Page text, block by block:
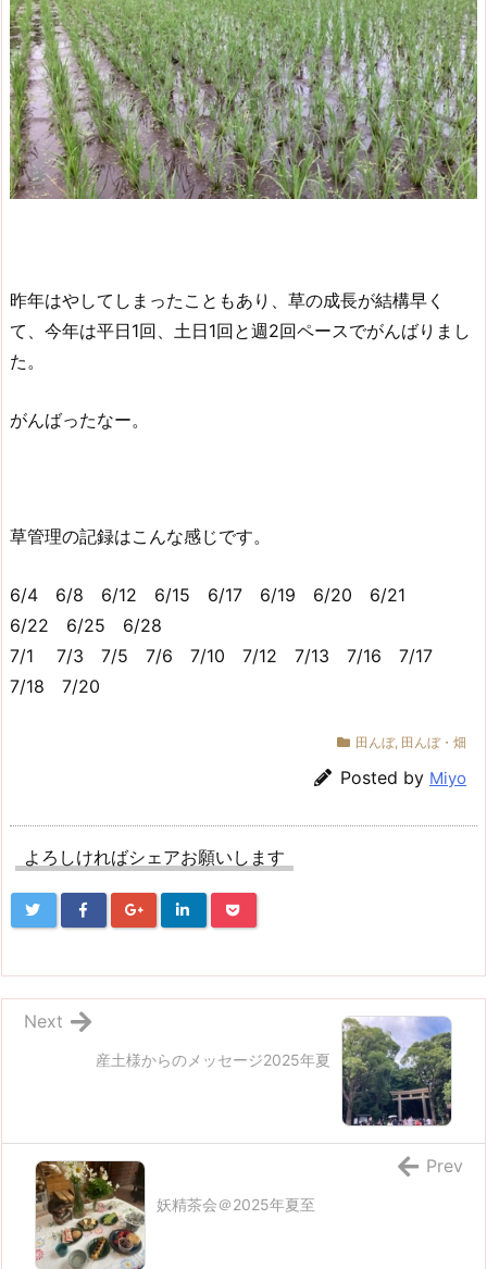
昨年はやしてしまったこともあり、草の成長が結構早く
て、今年は平日1回、土日1回と週2回ペースでがんばりまし
た。
がんばったなー。
草管理の記録はこんな感じです。
6/4 6/8 6/12 6/15 6/17 6/19 6/20 6/21
6/22 6/25 6/28
7/1 7/3 7/5 7/6 7/10 7/12 7/13 7/16 7/17
7/18 7/20
田んぼ, 田んぼ・畑
Posted by Miyo
よろしければシェアお願いします
産土様からのメッセージ2025年夏
Next
妖精茶会＠2025年夏至
Prev